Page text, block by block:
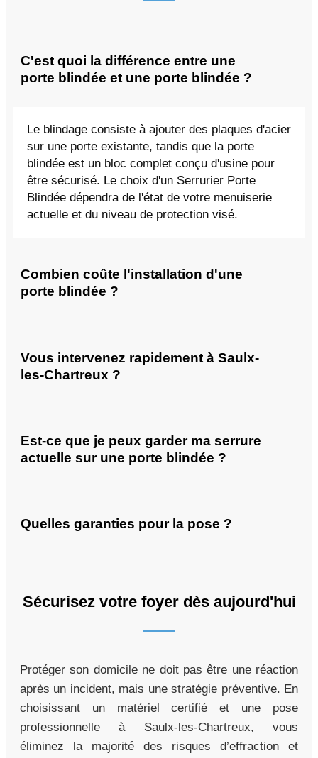
C'est quoi la différence entre une
porte blindée et une porte blindée ?
Le blindage consiste à ajouter des plaques d'acier
sur une porte existante, tandis que la porte
blindée est un bloc complet conçu d'usine pour
être sécurisé. Le choix d'un Serrurier Porte
Blindée dépendra de l'état de votre menuiserie
actuelle et du niveau de protection visé.
Combien coûte l'installation d'une
porte blindée ?
Vous intervenez rapidement à Saulx-
les-Chartreux ?
Est-ce que je peux garder ma serrure
actuelle sur une porte blindée ?
Quelles garanties pour la pose ?
Sécurisez votre foyer dès aujourd'hui
Protéger son domicile ne doit pas être une réaction
après un incident, mais une stratégie préventive. En
choisissant un matériel certifié et une pose
professionnelle à Saulx-les-Chartreux, vous
éliminez la majorité des risques d’effraction et